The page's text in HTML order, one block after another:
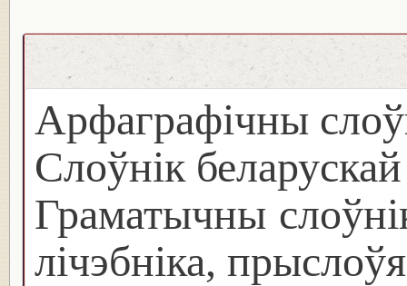
Арфаграфічны
Слоўнік
Граматычны
лічэбніка, прыслоўя